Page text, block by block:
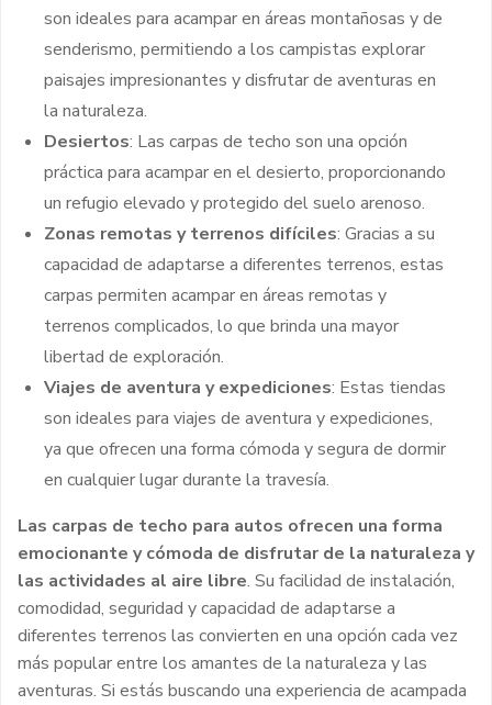
son ideales para acampar en áreas montañosas y de
senderismo, permitiendo a los campistas explorar
paisajes impresionantes y disfrutar de aventuras en
la naturaleza.
Desiertos: Las carpas de techo son una opción
práctica para acampar en el desierto, proporcionando
un refugio elevado y protegido del suelo arenoso.
Zonas remotas y terrenos difíciles: Gracias a su
capacidad de adaptarse a diferentes terrenos, estas
carpas permiten acampar en áreas remotas y
terrenos complicados, lo que brinda una mayor
libertad de exploración.
Viajes de aventura y expediciones: Estas tiendas
son ideales para viajes de aventura y expediciones,
ya que ofrecen una forma cómoda y segura de dormir
en cualquier lugar durante la travesía.
Las carpas de techo para autos ofrecen una forma
emocionante y cómoda de disfrutar de la naturaleza y
las actividades al aire libre. Su facilidad de instalación,
comodidad, seguridad y capacidad de adaptarse a
diferentes terrenos las convierten en una opción cada vez
más popular entre los amantes de la naturaleza y las
aventuras. Si estás buscando una experiencia de acampada